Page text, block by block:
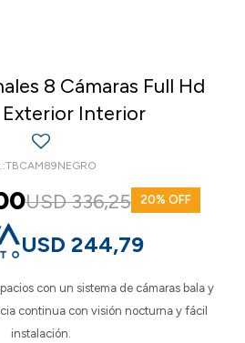
8 Cámaras Full Hd
Exterior Interior
TBCAM89NEGRO
USD336,25 20
USD 244,79
con un sistema de cámaras bala y
continua con visión nocturna y fácil
instalación.